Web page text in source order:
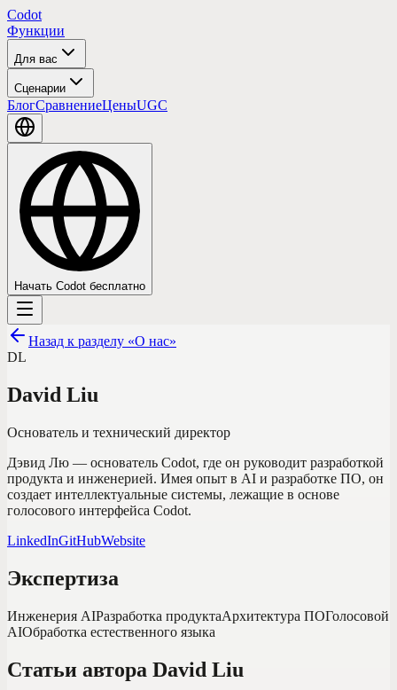
Codot
Функции
Для вас
Сценарии
БлогСравнениеЦеныUGC
Начать Codot бесплатно
Назад к разделу «О нас»
DL
David Liu
Основатель и технический директор
Дэвид Лю — основатель Codot, где он руководит разработкой
продукта и инженерией. Имея опыт в AI и разработке ПО, он
создает интеллектуальные системы, лежащие в основе
голосового интерфейса Codot.
LinkedInGitHubWebsite
Экспертиза
Инженерия AIРазработка продуктаАрхитектура ПОГолосовой
AIОбработка естественного языка
Статьи автора David Liu